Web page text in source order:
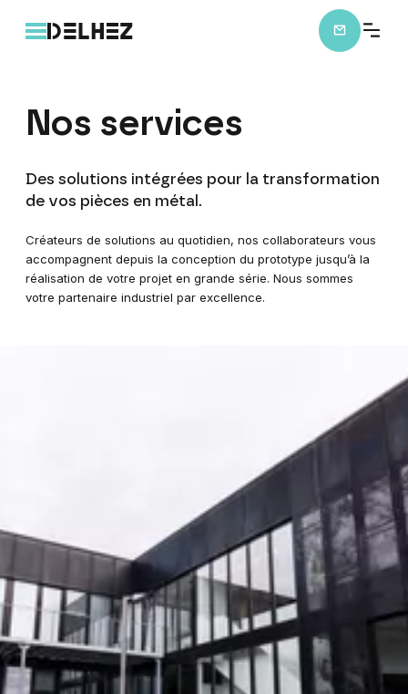
Nos services
Des solutions intégrées pour la transformation
de vos pièces en métal.
Créateurs de solutions au quotidien, nos collaborateurs vous
accompagnent depuis la conception du prototype jusqu’à la
réalisation de votre projet en grande série. Nous sommes
votre partenaire industriel par excellence.